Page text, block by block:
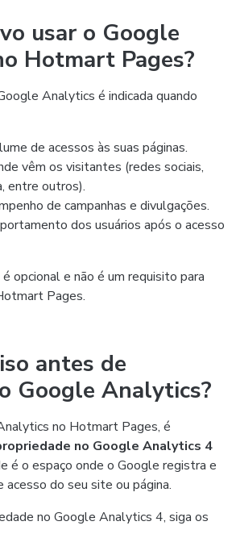
usar o Google
Hotmart Pages?
Analytics é indicada quando
de acessos às suas páginas.
vêm os visitantes (redes sociais,
entre outros).
de campanhas e divulgações.
dos usuários após o acesso
opcional e não é um requisito para
Pages.
antes de
Google Analytics?
no Hotmart Pages, é
no Google Analytics 4
é o espaço onde o Google registra e
acesso do seu site ou página.
no Google Analytics 4, siga os